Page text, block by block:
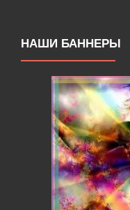
НАШИ БАННЕРЫ